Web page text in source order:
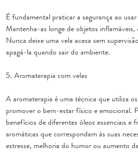
É fundamental praticar a segurança ao
Mantenha-as longe de objetos
Nunca deixe uma vela acesa sem
apagá-la quando sair do ambiente.
5. Aromaterapia com velas
A aromaterapia é uma técnica que utiliza
promover o bem-estar físico e emocional.
benefícios de diferentes óleos essenciais e
aromáticas que correspondam às suas
estresse, melhoria do humor ou aumento